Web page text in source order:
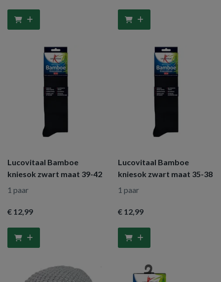
Lucovitaal Bamboe
kniesok zwart maat 39-42
1 paar
€ 12,99
Lucovitaal Bamboe
kniesok zwart maat 35-38
1 paar
€ 12,99